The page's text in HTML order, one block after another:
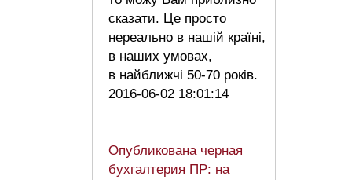
сказати. Це просто
нереально в нашій країні,
в наших умовах,
в найближчі 50-70 років.
2016-06-02 18:01:14
Опубликована черная
бухгалтерия ПР: на